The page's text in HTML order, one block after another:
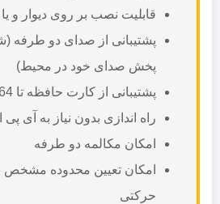
قابلیت نصب بر روی دیوار و
پشتیبانی از صدای دو طرفه
پخش صدای خود در محیط)
پشتیبانی از کارت حافظه تا 64 گیگ
راه اندازی بدون نیاز به آی پی
امکان مکالمه دو طرفه
امکان تعیین محدوده مشخص
حرکتی